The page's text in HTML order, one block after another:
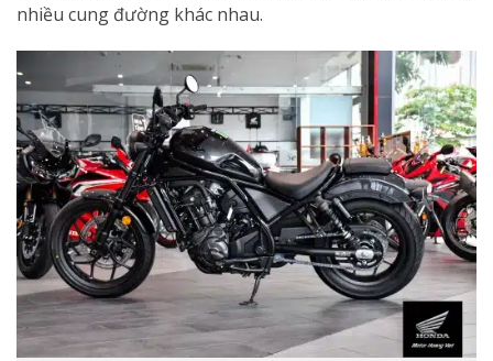
nhiều cung đường khác nhau.